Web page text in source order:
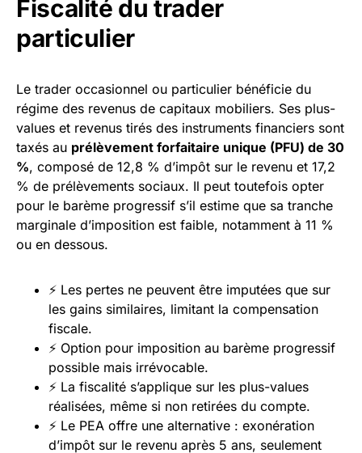
Fiscalité du trader
particulier
Le trader occasionnel ou particulier bénéficie du
régime des revenus de capitaux mobiliers. Ses plus-
values et revenus tirés des instruments financiers sont
taxés au prélèvement forfaitaire unique (PFU) de 30
%, composé de 12,8 % d’impôt sur le revenu et 17,2
% de prélèvements sociaux. Il peut toutefois opter
pour le barème progressif s’il estime que sa tranche
marginale d’imposition est faible, notamment à 11 %
ou en dessous.
⚡ Les pertes ne peuvent être imputées que sur
les gains similaires, limitant la compensation
fiscale.
⚡ Option pour imposition au barème progressif
possible mais irrévocable.
⚡ La fiscalité s’applique sur les plus-values
réalisées, même si non retirées du compte.
⚡ Le PEA offre une alternative : exonération
d’impôt sur le revenu après 5 ans, seulement